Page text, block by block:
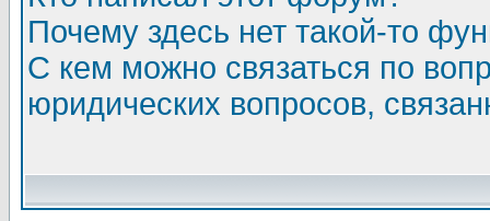
Почему здесь нет такой-то
С кем можно связаться по
юридических вопросов,